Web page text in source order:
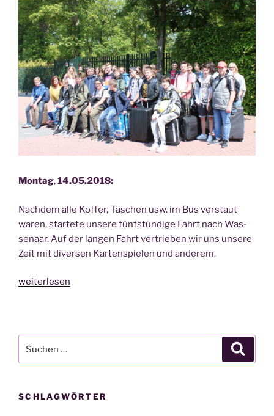
ling“
Mon­tag,14.05.2018:
Nach­dem alle Kof­fer, Taschen usw. im Bus ver­staut
waren, star­te­te unse­re fünf­stün­di­ge Fahrt nach Was­
sen­aar. Auf der lan­gen Fahrt ver­trie­ben wir uns unse­re
Zeit mit diver­sen Kar­ten­spie­len und ande­rem.
„Klas­
8a
und
Hol­
weiterlesen
nach:
SCHLAGWÖRTER